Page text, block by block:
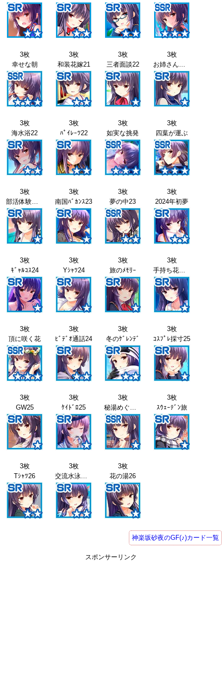
3枚
幸せな朝
3枚
和装花嫁21
3枚
三者面談22
3枚
お姉さんと22
3枚
海水浴22
3枚
ﾊﾟｲﾚｰﾂ22
3枚
如実な挑発
3枚
四葉が運ぶ
3枚
部活体験会23
3枚
南国ﾊﾞｶﾝｽ23
3枚
夢の中23
3枚
2024年初夢
3枚
ｷﾞｬﾙｺｽ24
3枚
Yｼｬﾂ24
3枚
旅のﾒﾓﾘｰ
3枚
手持ち花火24
3枚
頂に咲く花
3枚
ﾋﾞﾃﾞｵ通話24
3枚
冬のｹﾞﾚﾝﾃﾞ
3枚
ｺｽﾌﾟﾚ採寸25
3枚
GW25
3枚
ｹｲﾄﾞﾛ25
3枚
秘湯めぐり25
3枚
ｽｳｪｰﾃﾞﾝ旅
3枚
Tｼｬﾂ26
3枚
交流水泳会26
3枚
花の湯26
神楽坂砂夜のGF(♪)カード一覧
スポンサーリンク